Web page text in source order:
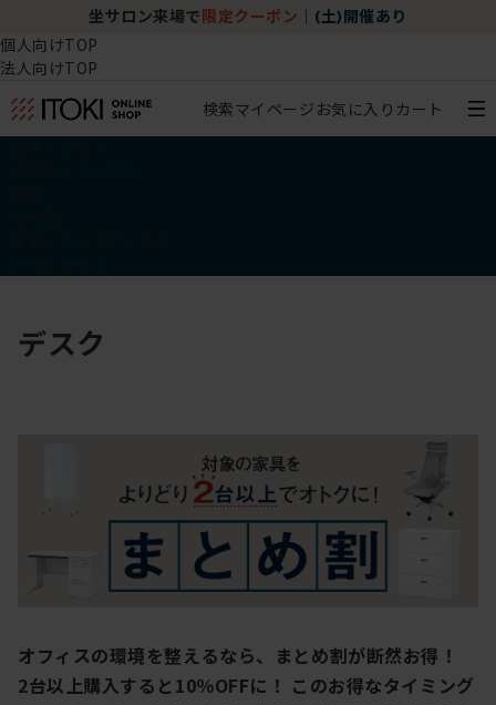
坐サロン来場で 限定クーポン (土)開催あり
個人向けTOP
法人向けTOP
検索マイページ お気に入り カート
デスク
オフィスの環境を整えるなら、まとめ割が断然お得！
2台以上購入すると10％OFFに！ このお得なタイミング